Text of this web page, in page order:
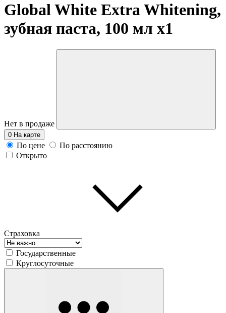
Global White Extra Whitening,
зубная паста, 100 мл x1
Нет в продаже
0 На карте
По цене
По расстоянию
Открыто
Страховка
Государственные
Круглосуточные